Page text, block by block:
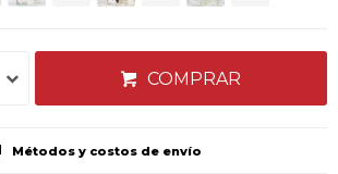
COMPRAR
Métodos y costos de envío